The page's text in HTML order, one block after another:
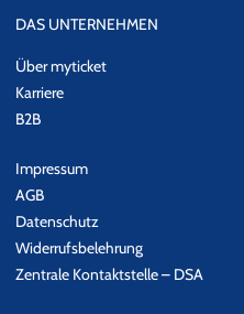
DAS UNTERNEHMEN
Über myticket
Karriere
B2B
Impressum
AGB
Datenschutz
Widerrufsbelehrung
Zentrale Kontaktstelle – DSA